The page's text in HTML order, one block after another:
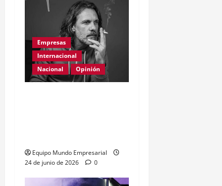
Empresas
Internacional
Nacional
Opinión
Equipo Mundo Empresarial
24 de junio de 2026
0